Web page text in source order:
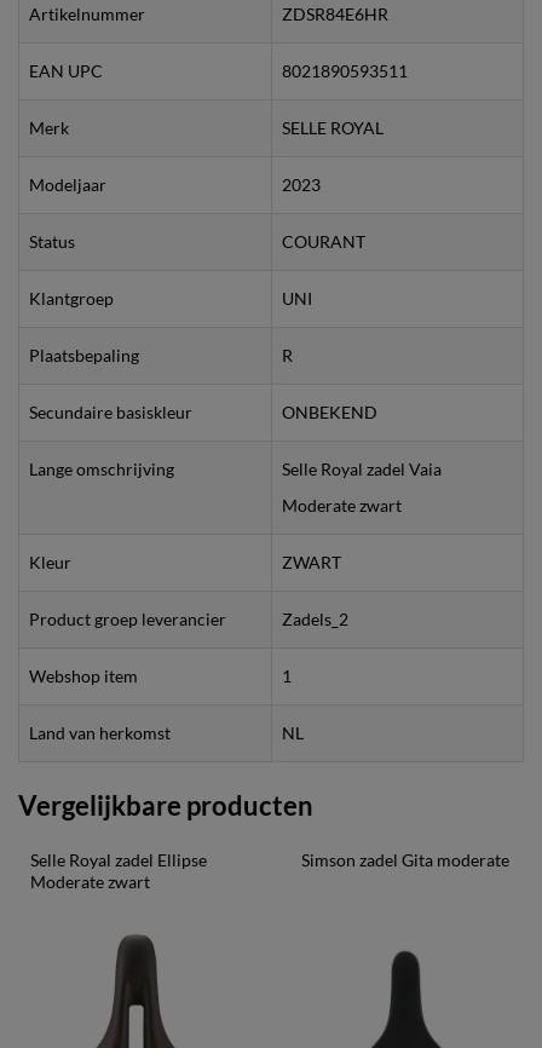
Artikelnummer ZDSR84E6HR
EAN UPC 8021890593511
Merk SELLE ROYAL
Modeljaar 2023
Status COURANT
Klantgroep UNI
Plaatsbepaling R
Secundaire basiskleur ONBEKEND
Lange omschrijving
Selle Royal zadel Vaia
Moderate zwart
Kleur ZWART
Product groep leverancier Zadels_2
Webshop item 1
Land van herkomst NL
Vergelijkbare producten
Selle Royal zadel Ellipse
Moderate zwart
Simson zadel Gita moderate